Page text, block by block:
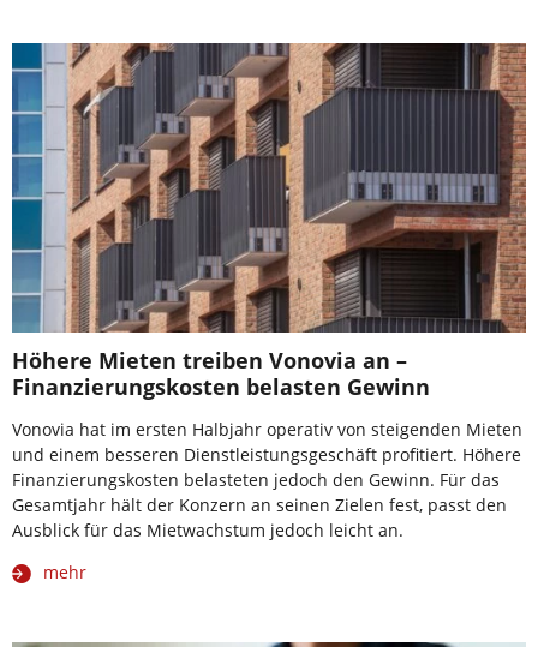
Höhere Mieten treiben Vonovia an –
Finanzierungskosten belasten Gewinn
Vonovia hat im ersten Halbjahr operativ von steigenden Mieten
und einem besseren Dienstleistungsgeschäft profitiert. Höhere
Finanzierungskosten belasteten jedoch den Gewinn. Für das
Gesamtjahr hält der Konzern an seinen Zielen fest, passt den
Ausblick für das Mietwachstum jedoch leicht an.
mehr